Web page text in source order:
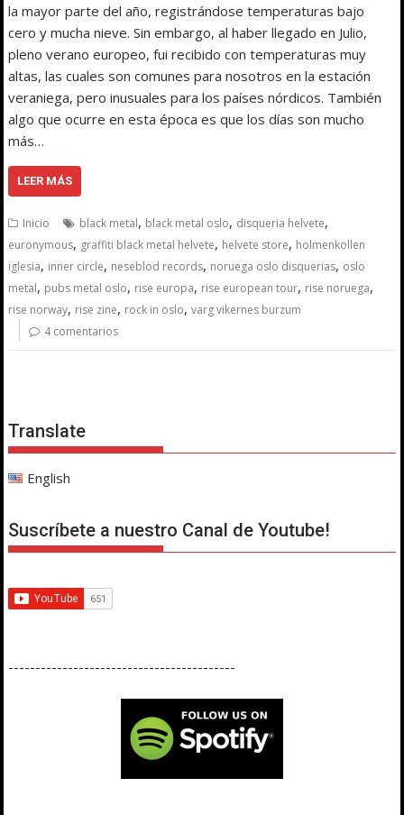
la mayor parte del año, registrándose temperaturas bajo
cero y mucha nieve. Sin embargo, al haber llegado en Julio,
pleno verano europeo, fui recibido con temperaturas muy
altas, las cuales son comunes para nosotros en la estación
veraniega, pero inusuales para los países nórdicos. También
algo que ocurre en esta época es que los días son mucho
más…
LEER MÁS
Inicio black metal, black metal oslo, disqueria helvete,
euronymous, graffiti black metal helvete, helvete store, holmenkollen
iglesia, inner circle, neseblod records, noruega oslo disquerias, oslo
metal, pubs metal oslo, rise europa, rise european tour, rise noruega,
rise norway, rise zine, rock in oslo,varg vikernes burzum
4 comentarios
Translate
English
Suscríbete a nuestro Canal de Youtube!
------------------------------------------